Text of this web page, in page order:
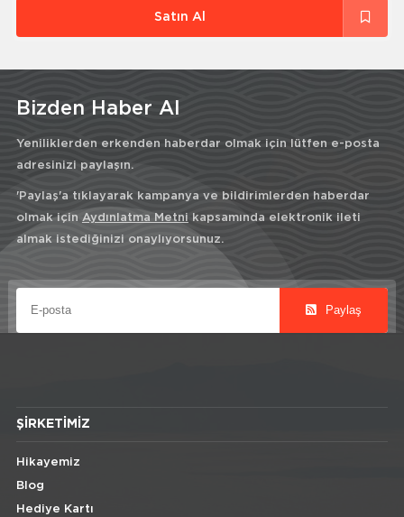
Satın Al
Bizden Haber Al
Yeniliklerden erkenden haberdar olmak için lütfen e-posta
adresinizi paylaşın.
'Paylaş'a tıklayarak kampanya ve bildirimlerden haberdar
olmak için Aydınlatma Metni kapsamında elektronik ileti
almak istediğinizi onaylıyorsunuz.
Paylaş
ŞIRKETIMIZ
Hikayemiz
Blog
Hediye Kartı